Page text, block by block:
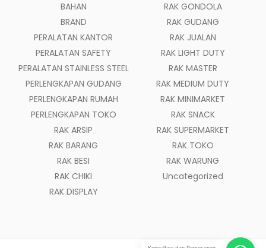
BAHAN
BRAND
PERALATAN KANTOR
PERALATAN SAFETY
PERALATAN STAINLESS STEEL
PERLENGKAPAN GUDANG
PERLENGKAPAN RUMAH
PERLENGKAPAN TOKO
RAK ARSIP
RAK BARANG
RAK BESI
RAK CHIKI
RAK DISPLAY
RAK GONDOLA
RAK GUDANG
RAK JUALAN
RAK LIGHT DUTY
RAK MASTER
RAK MEDIUM DUTY
RAK MINIMARKET
RAK SNACK
RAK SUPERMARKET
RAK TOKO
RAK WARUNG
Uncategorized